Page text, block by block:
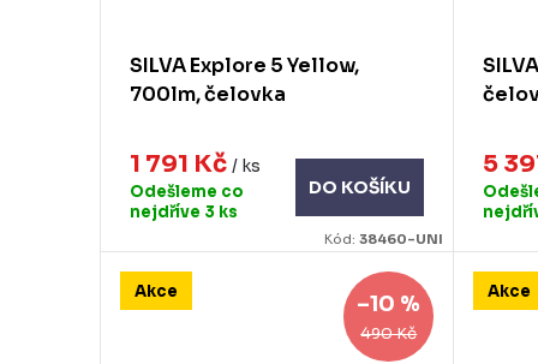
SILVA Explore 5 Yellow,
700lm, čelovka
1 791 Kč / ks
Odešleme co
nejdříve 3 ks
DO KOŠÍKU
Kód:38460-UNI
5
Akce
490 Kč
–10 % Akce